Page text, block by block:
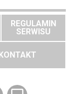
REGULAMIN
SERWISU